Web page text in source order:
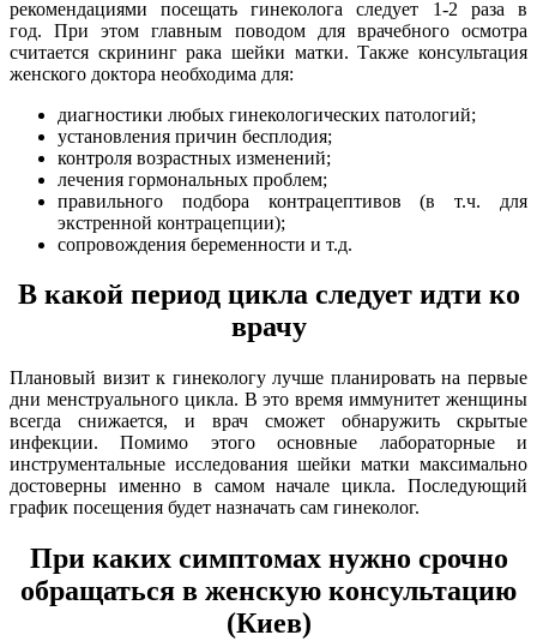
рекомендациями посещать гинеколога следует 1-2 раза в
год. При этом главным поводом для врачебного осмотра
считается скрининг рака шейки матки. Также консультация
женского доктора необходима для:
диагностики любых гинекологических патологий;
установления причин бесплодия;
контроля возрастных изменений;
лечения гормональных проблем;
правильного подбора контрацептивов (в т.ч. для
экстренной контрацепции);
сопровождения беременности и т.д.
В какой период цикла следует идти ко
врачу
Плановый визит к гинекологу лучше планировать на первые
дни менструального цикла. В это время иммунитет женщины
всегда снижается, и врач сможет обнаружить скрытые
инфекции. Помимо этого основные лабораторные и
инструментальные исследования шейки матки максимально
достоверны именно в самом начале цикла. Последующий
график посещения будет назначать сам гинеколог.
При каких симптомах нужно срочно
обращаться в женскую консультацию
(Киев)